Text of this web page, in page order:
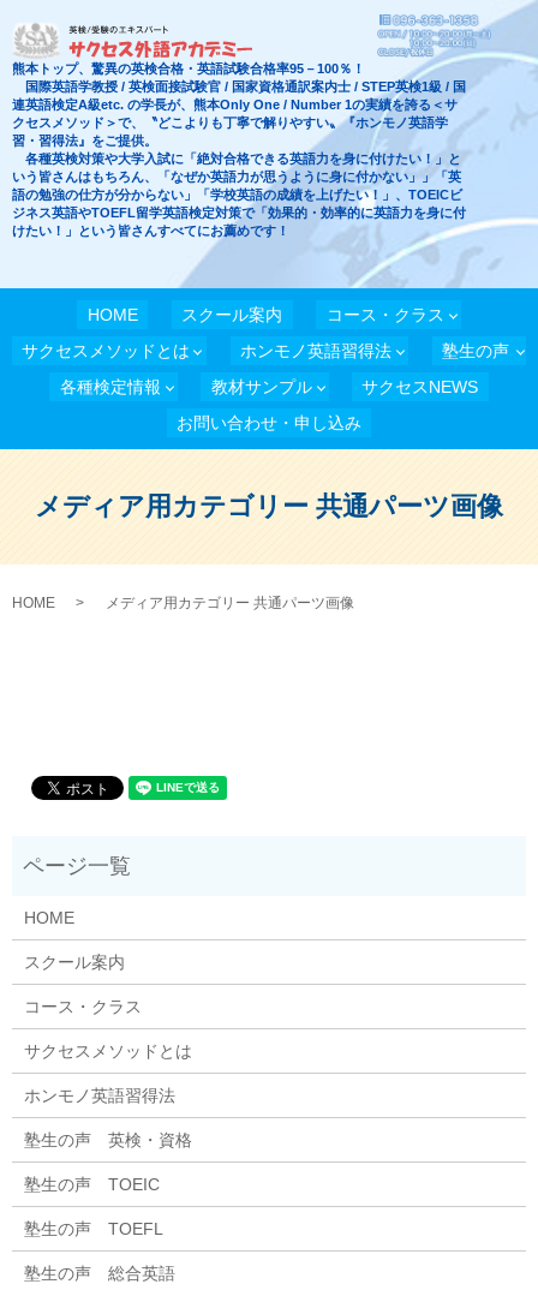
熊本トップ、驚異の英検合格・英語試験合格率95－100％！
国際英語学教授 / 英検面接試験官 / 国家資格通訳案内士 / STEP英検1級 / 国
連英語検定A級etc. の学長が、熊本Only One / Number 1の実績を誇る＜サ
クセスメソッド＞で、〝どこよりも丁寧で解りやすい〟『ホンモノ英語学
習・習得法』をご提供。
各種英検対策や大学入試に「絶対合格できる英語力を身に付けたい！」と
いう皆さんはもちろん、「なぜか英語力が思うように身に付かない」」「英
語の勉強の仕方が分からない」「学校英語の成績を上げたい！」、TOEICビ
ジネス英語やTOEFL留学英語検定対策で「効果的・効率的に英語力を身に付
けたい！」という皆さんすべてにお薦めです！
HOME スクール案内
コース・クラス
サクセスメソッドとは
ホンモノ英語習得法
塾生の声
各種検定情報
教材サンプル
サクセスNEWS
お問い合わせ・申し込み
メディア用カテゴリー 共通パーツ画像
HOME メディア用カテゴリー 共通パーツ画像
HOME
スクール案内
コース・クラス
サクセスメソッドとは
ホンモノ英語習得法
塾生の声 英検・資格
塾生の声 TOEIC
塾生の声 TOEFL
塾生の声 総合英語